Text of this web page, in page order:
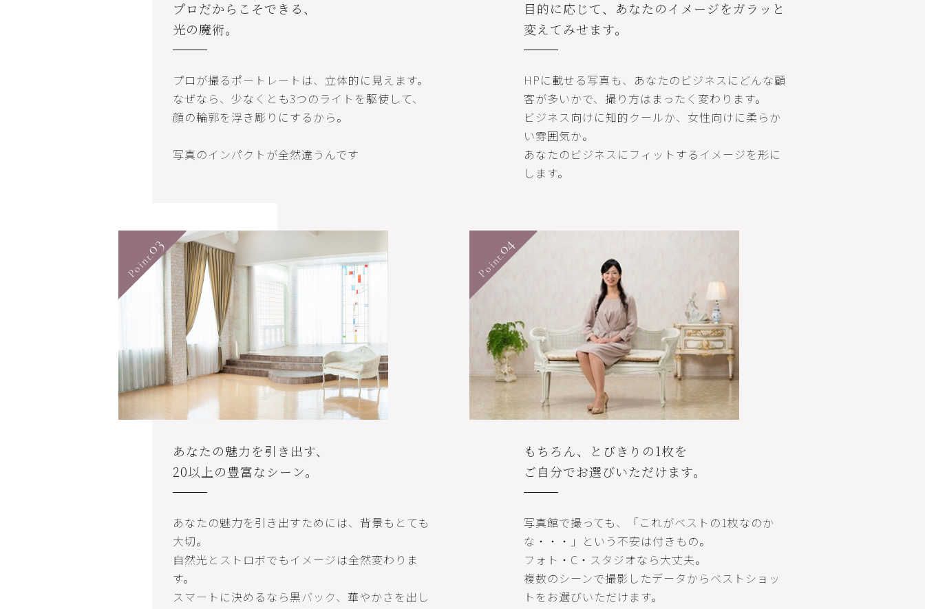
プロだからこそできる、
光の魔術。
プロが撮るポートレートは、立体的に見えます。
なぜなら、少なくとも3つのライトを駆使して、
顔の輪郭を浮き彫りにするから。
写真のインパクトが全然違うんです
目的に応じて、あなたのイメージをガラッと
変えてみせます。
HPに載せる写真も、あなたのビジネスにどんな顧
客が多いかで、撮り方はまったく変わります。
ビジネス向けに知的クールか、女性向けに柔らか
い雰囲気か。
あなたのビジネスにフィットするイメージを形に
します。
Point.
03
あなたの魅力を引き出す、
20以上の豊富なシーン。
あなたの魅力を引き出すためには、背景もとても
大切。
自然光とストロボでもイメージは全然変わりま
す。
スマートに決めるなら黒バック、華やかさを出し
Point.
04
もちろん、とびきりの1枚を
ご自分でお選びいただけます。
写真館で撮っても、「これがベストの1枚なのか
な・・・」という不安は付きもの。
フォト・C・スタジオなら大丈夫。
複数のシーンで撮影したデータからベストショッ
トをお選びいただけます。